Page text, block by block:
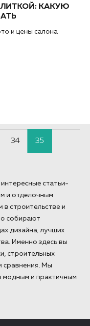
КАКУЮ
и цены салона
34 35
статьи-
и отделочным
в строительстве и
собирают
дизайна, лучших
Именно здесь вы
строительных
сравнения. Мы
модным и практичным